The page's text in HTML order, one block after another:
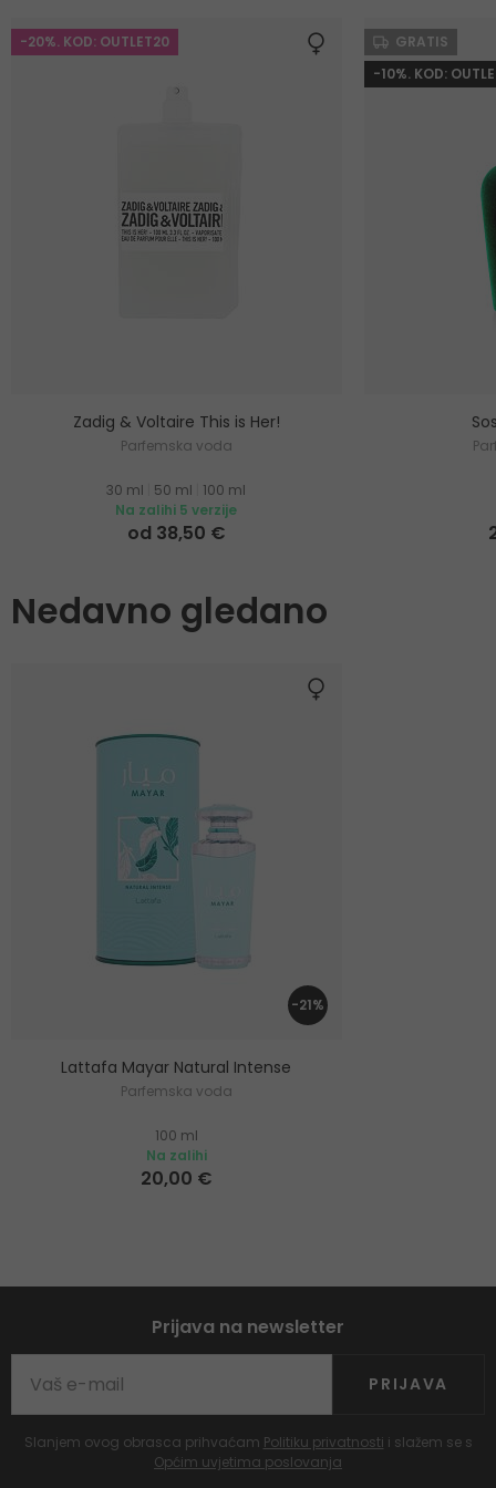
-20%. KOD: OUTLET20
Zadig & Voltaire This is Her!
Parfemska voda
30 ml 50 ml
100 ml
Na zalihi 5 verzije
od 38,50 €
GRATIS
-10%. KOD:
Nedavno gledano
-21%
Lattafa Mayar Natural Intense
Parfemska voda
100 ml
Na zalihi
20,00 €
Prijava na newsletter
PRIJAVA
Slanjem ovog obrasca prihvaćam Politiku privatnosti i slažem se s
Općim uvjetima poslovanja